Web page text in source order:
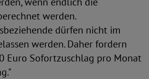
werden.
dürfen nicht im
werden. Daher fordern
Euro Sofortzuschlag pro Monat